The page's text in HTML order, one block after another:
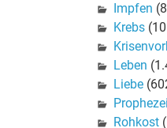
Impfen
Krebs
Leben
Liebe
Rohkost